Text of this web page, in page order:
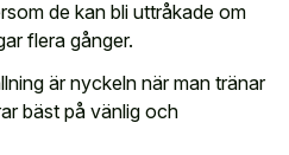
de kan bli uttråkade om
flera gånger.
är nyckeln när man tränar
bäst på vänlig och